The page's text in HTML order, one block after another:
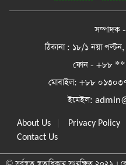
সম্পাদক
ঠিকানা : ১৮/১ নয়া
ফোন - +৮৮
মোবাইল: +৮৮
ইমেইল:
About Us Privacy Policy
Contact Us